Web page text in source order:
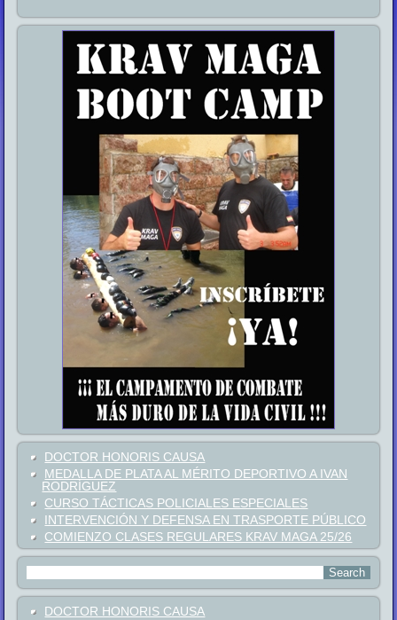
DOCTOR HONORIS CAUSA
MEDALLA DE PLATA AL MÉRITO DEPORTIVO A IVAN
RODRÍGUEZ
CURSO TÁCTICAS POLICIALES ESPECIALES
INTERVENCIÓN Y DEFENSA EN TRASPORTE PÚBLICO
COMIENZO CLASES REGULARES KRAV MAGA 25/26
DOCTOR HONORIS CAUSA